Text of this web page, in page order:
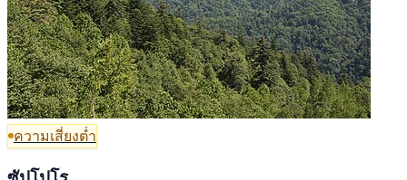
ความเสี่ยงต่ำ